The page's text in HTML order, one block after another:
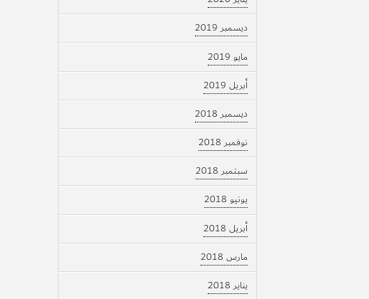
ديسمبر 2019
مايو 2019
أبريل 2019
ديسمبر 2018
نوفمبر 2018
سبتمبر 2018
يونيو 2018
أبريل 2018
مارس 2018
يناير 2018